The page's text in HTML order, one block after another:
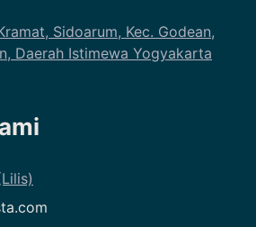
Sidoarum, Kec. Godean,
Daerah Istimewa Yogyakarta